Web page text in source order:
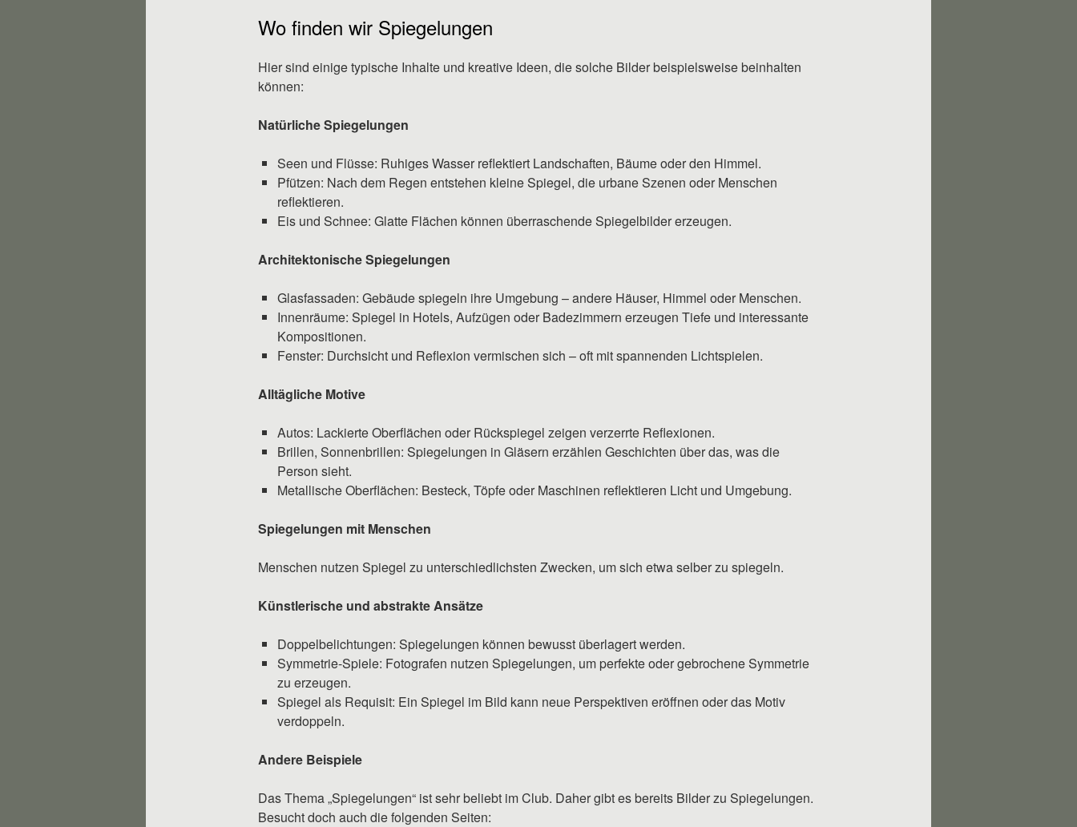
Wo finden wir Spiegelungen
Hier sind einige typische Inhalte und kreative Ideen, die solche Bilder beispielsweise beinhalten
können:
Natürliche Spiegelungen
Seen und Flüsse: Ruhiges Wasser reflektiert Landschaften, Bäume oder den Himmel.
Pfützen: Nach dem Regen entstehen kleine Spiegel, die urbane Szenen oder Menschen
reflektieren.
Eis und Schnee: Glatte Flächen können überraschende Spiegelbilder erzeugen.
Architektonische Spiegelungen
Glasfassaden: Gebäude spiegeln ihre Umgebung – andere Häuser, Himmel oder Menschen.
Innenräume: Spiegel in Hotels, Aufzügen oder Badezimmern erzeugen Tiefe und interessante
Kompositionen.
Fenster: Durchsicht und Reflexion vermischen sich – oft mit spannenden Lichtspielen.
Alltägliche Motive
Autos: Lackierte Oberflächen oder Rückspiegel zeigen verzerrte Reflexionen.
Brillen, Sonnenbrillen: Spiegelungen in Gläsern erzählen Geschichten über das, was die
Person sieht.
Metallische Oberflächen: Besteck, Töpfe oder Maschinen reflektieren Licht und Umgebung.
Spiegelungen mit Menschen
Menschen nutzen Spiegel zu unterschiedlichsten Zwecken, um sich etwa selber zu spiegeln.
Künstlerische und abstrakte Ansätze
Doppelbelichtungen: Spiegelungen können bewusst überlagert werden.
Symmetrie-Spiele: Fotografen nutzen Spiegelungen, um perfekte oder gebrochene Symmetrie
zu erzeugen.
Spiegel als Requisit: Ein Spiegel im Bild kann neue Perspektiven eröffnen oder das Motiv
verdoppeln.
Andere Beispiele
Das Thema „Spiegelungen“ ist sehr beliebt im Club. Daher gibt es bereits Bilder zu Spiegelungen.
Besucht doch auch die folgenden Seiten: